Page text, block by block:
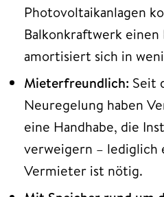
Photovoltaikanlagen
Balkonkraftwerk
amortisiert sich in
Mieterfreundlich: Seit
Neuregelung haben
eine Handhabe, die
verweigern – lediglich
Vermieter ist nötig.